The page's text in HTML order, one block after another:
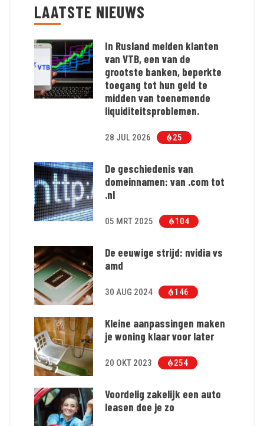
LAATSTE NIEUWS
In Rusland melden klanten
van VTB, een van de
grootste banken, beperkte
toegang tot hun geld te
midden van toenemende
liquiditeitsproblemen.
28 JUL 2026 25
De geschiedenis van
domeinnamen: van .com tot
.nl
05 MRT 2025 104
De eeuwige strijd: nvidia vs
amd
30 AUG 2024 146
Kleine aanpassingen maken
je woning klaar voor later
20 OKT 2023 254
Voordelig zakelijk een auto
leasen doe je zo